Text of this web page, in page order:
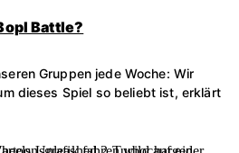
Battle?
Gruppen jede Woche: Wir
dieses Spiel so beliebt ist, erklärt